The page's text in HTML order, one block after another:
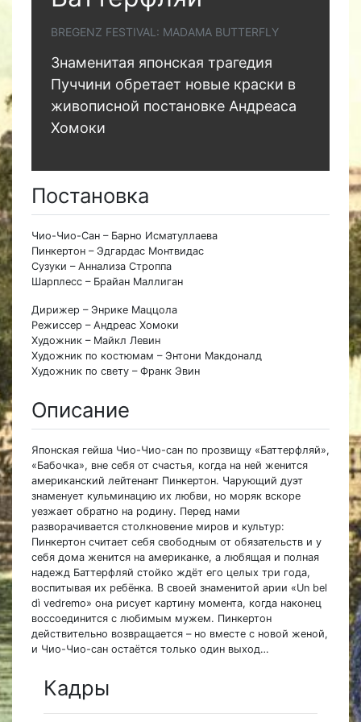
BREGENZ FESTIVAL: MADAMA BUTTERFLY
Знаменитая японская трагедия
Пуччини обретает новые краски в
живописной постановке Андреаса
Хомоки
Постановка
Чио-Чио-Сан – Барно Исматуллаева
Пинкертон – Эдгардас Монтвидас
Сузуки – Аннализа Строппа
Шарплесс – Брайан Маллиган
Дирижер – Энрике Маццола
Режиссер – Андреас Хомоки
Художник – Майкл Левин
Художник по костюмам – Энтони Макдоналд
Художник по свету – Франк Эвин
Описание
Японская гейша Чио-Чио-сан по прозвищу «Баттерфляй»,
«Бабочка», вне себя от счастья, когда на ней женится
американский лейтенант Пинкертон. Чарующий дуэт
знаменует кульминацию их любви, но моряк вскоре
уезжает обратно на родину. Перед нами
разворачивается столкновение миров и культур:
Пинкертон считает себя свободным от обязательств и у
себя дома женится на американке, а любящая и полная
надежд Баттерфляй стойко ждёт его целых три года,
воспитывая их ребёнка. В своей знаменитой арии «Un bel
dì vedremo» она рисует картину момента, когда наконец
воссоединится с любимым мужем. Пинкертон
действительно возвращается – но вместе с новой женой,
и Чио-Чио-сан остаётся только один выход…
Кадры